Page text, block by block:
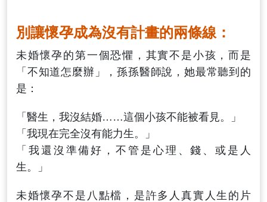
別讓懷孕成為沒有計畫的兩條線：
未婚懷孕的第一個恐懼，其實不是小孩，而是
「不知道怎麼辦」，孫孫醫師說，她最常聽到的
是：
「醫生，我沒結婚……這個小孩不能被看見。」
「我現在完全沒有能力生。」
「我還沒準備好，不管是心理、錢、或是人
生。」
未婚懷孕不是八點檔，是許多人真實人生的片